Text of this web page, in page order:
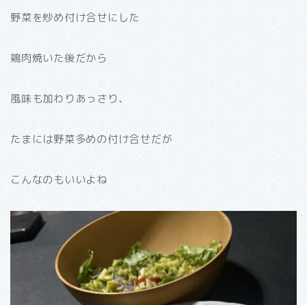
野菜を炒め付け合せにした
鶏肉焼いた後だから
風味も加わりあっさり、
たまには野菜多めの付け合せだが
こんなのもいいよね